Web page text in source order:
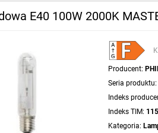
E40 100W 2000K
Producent:
Seria produktu:
Indeks
Indeks TIM:
Kategoria: